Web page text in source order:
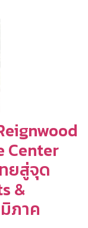
Center
ยสู่จุด
&
ภาค